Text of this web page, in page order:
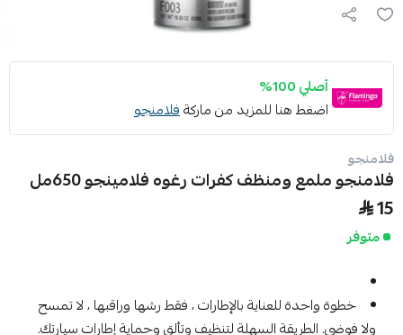
أصلي 100%
اضغط هنا للمزيد من ماركةفلامنجو
فلامنجو
فلامنجو ملمع ومنظف كفرات رغوه فلامينجو 650مل
15
متوفر
خطوة واحدة للعناية بالإطارات ، فقط رشها وراقبها ، لا تمسح
ولا فوضى. الطريقة السهلة لتنظيف وتألق وحماية إطارات سيارتك.